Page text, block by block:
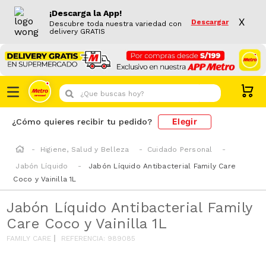
¡Descarga la App!
Descubre toda nuestra variedad con
delivery GRATIS
Descargar X
¿Que buscas hoy?
¿Cómo quieres recibir tu pedido? Elegir
Higiene, Salud y Belleza
Cuidado Personal
Jabón Líquido
Jabón Líquido Antibacterial Family Care
Coco y Vainilla 1L
Jabón Líquido Antibacterial Family
Care Coco y Vainilla 1L
FAMILY CARE REFERENCIA: 989085